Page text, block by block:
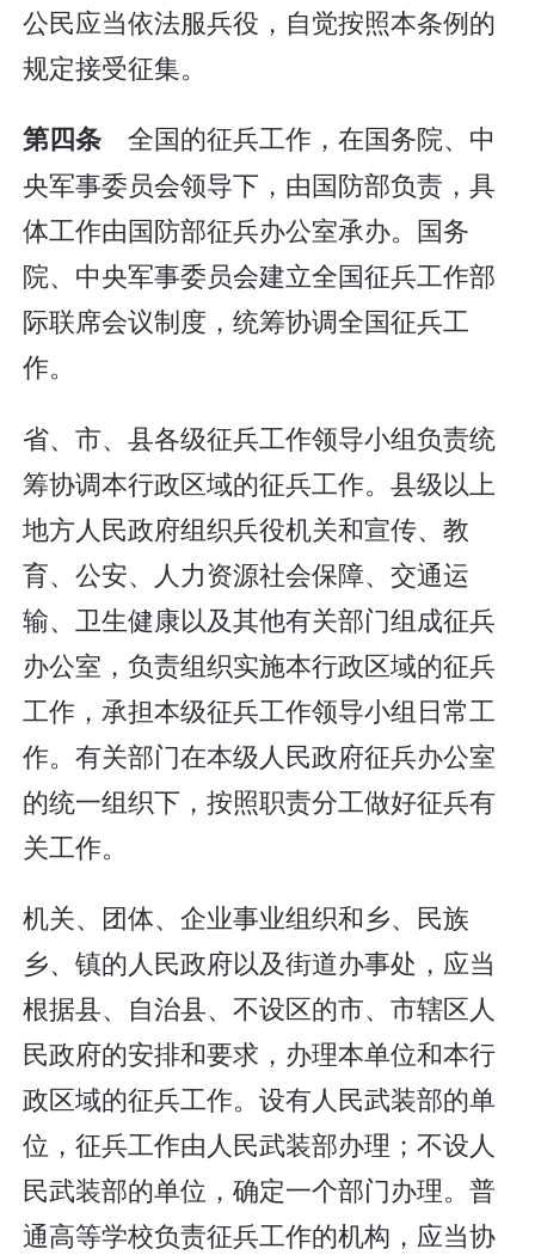
公民应当依法服兵役，自觉按照本条例的
规定接受征集。
第四条 全国的征兵工作，在国务院、中
央军事委员会领导下，由国防部负责，具
体工作由国防部征兵办公室承办。国务
院、中央军事委员会建立全国征兵工作部
际联席会议制度，统筹协调全国征兵工
作。
省、市、县各级征兵工作领导小组负责统
筹协调本行政区域的征兵工作。县级以上
地方人民政府组织兵役机关和宣传、教
育、公安、人力资源社会保障、交通运
输、卫生健康以及其他有关部门组成征兵
办公室，负责组织实施本行政区域的征兵
工作，承担本级征兵工作领导小组日常工
作。有关部门在本级人民政府征兵办公室
的统一组织下，按照职责分工做好征兵有
关工作。
机关、团体、企业事业组织和乡、民族
乡、镇的人民政府以及街道办事处，应当
根据县、自治县、不设区的市、市辖区人
民政府的安排和要求，办理本单位和本行
政区域的征兵工作。设有人民武装部的单
位，征兵工作由人民武装部办理；不设人
民武装部的单位，确定一个部门办理。普
通高等学校负责征兵工作的机构，应当协